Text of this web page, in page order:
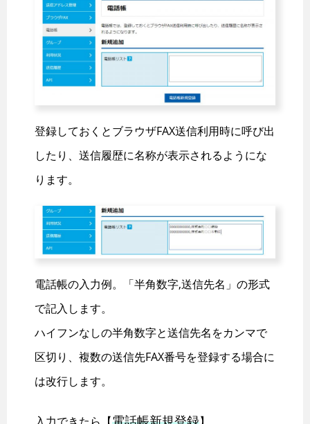
登録しておくとブラウザFAX送信利用時に呼び出
したり、送信履歴に名称が表示されるようにな
ります。
電話帳の入力例。「半角数字,送信先名」の形式
で記入します。
ハイフンなしの半角数字と送信先名をカンマで
区切り、複数の送信先FAX番号を登録する場合に
は改行します。